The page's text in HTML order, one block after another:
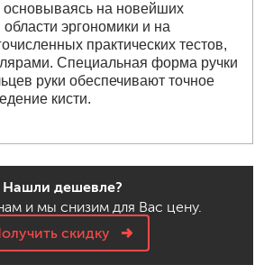
основываясь на новейших
эргономики и на
практических тестов,
Специальная форма ручки
руки обеспечивают точное
кисти.
Нашли дешевле?
и мы снизим для Вас цену.
скидку